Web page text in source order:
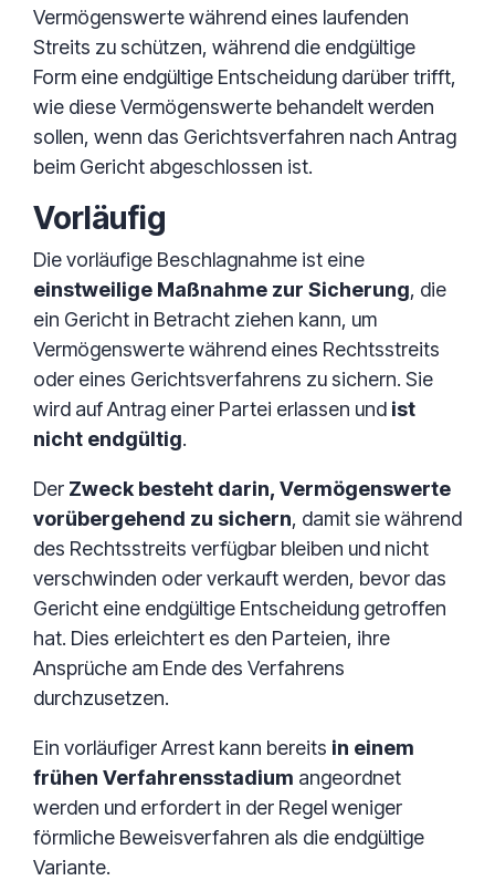
Vermögenswerte während eines laufenden
Streits zu schützen, während die endgültige
Form eine endgültige Entscheidung darüber trifft,
wie diese Vermögenswerte behandelt werden
sollen, wenn das Gerichtsverfahren nach Antrag
beim Gericht abgeschlossen ist.
Vorläufig
Die vorläufige Beschlagnahme ist eine
einstweilige Maßnahme zur Sicherung, die
ein Gericht in Betracht ziehen kann, um
Vermögenswerte während eines Rechtsstreits
oder eines Gerichtsverfahrens zu sichern. Sie
wird auf Antrag einer Partei erlassen und ist
nicht endgültig.
Der Zweck besteht darin, Vermögenswerte
vorübergehend zu sichern, damit sie während
des Rechtsstreits verfügbar bleiben und nicht
verschwinden oder verkauft werden, bevor das
Gericht eine endgültige Entscheidung getroffen
hat. Dies erleichtert es den Parteien, ihre
Ansprüche am Ende des Verfahrens
durchzusetzen.
Ein vorläufiger Arrest kann bereits in einem
frühen Verfahrensstadium angeordnet
werden und erfordert in der Regel weniger
förmliche Beweisverfahren als die endgültige
Variante.